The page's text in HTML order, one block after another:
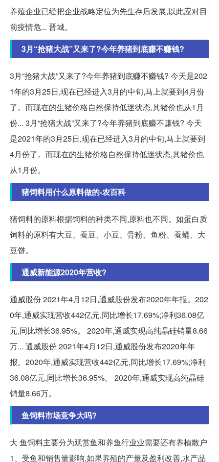
养殖企业已经把企业战略定位为先生存后发展,以此应对目
前疫情危... 晋城。
3月“抢猪大战”又来了?今年养猪到底赚不赚钱?
3月“抢猪大战”又来了?今年养猪到底赚不赚钱? 今天是202
1年的3月25日,现在已经进入3月的中旬,马上就要到4月份
了。而现在的生猪价格自然保持低迷状态,其猪价也从1月
份... 3月“抢猪大战”又来了?今年养猪到底赚不赚钱? 今天
是2021年的3月25日,现在已经进入3月的中旬,马上就要到
4月份了。而现在的生猪价格自然保持低迷状态,其猪价也
从1月份。
猪饲料用什么原料做的-农百科
猪饲料的原料根据饲料的种类不同,原料也不同。如蛋白质
饲料的原料有大豆、蚕豆、小豆、骨粉、鱼粉、蚕蛹、大
豆饼。
通威新能源2020年营收?
通威股份 2021年4月12日,通威股份发布2020年年报。202
0年,通威实现营收442亿元,同比增长17.69%;净利36.08亿
元,同比增长36.95%。 2020年,通威实现高纯晶硅销量8.66
万... 通威股份 2021年4月12日,通威股份发布2020年年
报。2020年,通威实现营收442亿元,同比增长17.69%;净利
36.08亿元,同比增长36.95%。 2020年,通威实现高纯晶硅
销量8.66万。
鱼饲料市场竞争大吗?
大 鱼饲料主要分为观赏鱼和养鱼行业业需要还有养植散户
1、受鱼和销售量影响,如果养殖的产量及盈利改善,水产品